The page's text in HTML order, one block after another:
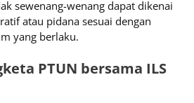
sewenang-wenang dapat dikenai
atau pidana sesuai dengan
yang berlaku.
PTUN bersama ILS